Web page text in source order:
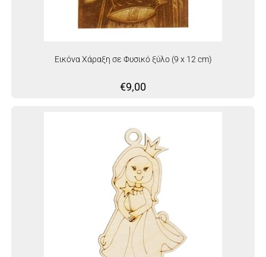
Εικόνα Χάραξη σε Φυσικό ξύλο (9 x 12 cm)
€9,00